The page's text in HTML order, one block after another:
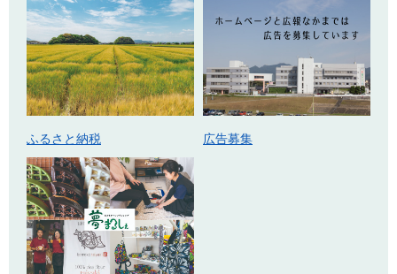
ふるさと納税 広告募集